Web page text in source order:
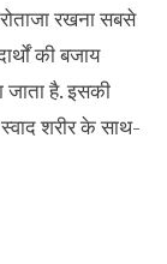
रखना सबसे
की बजाय
जाता है. इसकी
शरीर के साथ-